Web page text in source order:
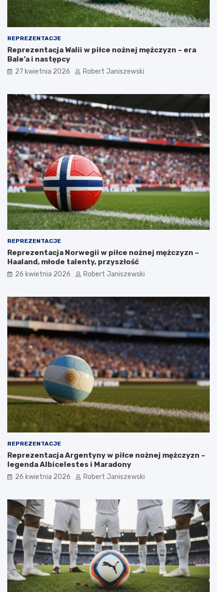
REPREZENTACJE
Reprezentacja Walii w piłce nożnej mężczyzn – era
Bale’a i następcy
27 kwietnia 2026 Robert Janiszewski
REPREZENTACJE
Reprezentacja Norwegii w piłce nożnej mężczyzn –
Haaland, młode talenty, przyszłość
26 kwietnia 2026 Robert Janiszewski
REPREZENTACJE
Reprezentacja Argentyny w piłce nożnej mężczyzn –
legenda Albicelestes i Maradony
26 kwietnia 2026 Robert Janiszewski